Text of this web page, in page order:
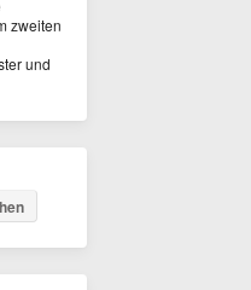
zweiten
und